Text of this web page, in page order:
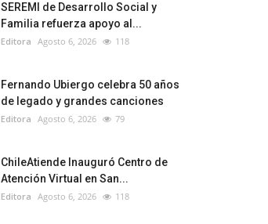
SEREMI de Desarrollo Social y
Familia refuerza apoyo al...
Editora Agosto 6, 2026 118
Fernando Ubiergo celebra 50 años
de legado y grandes canciones
Editora Agosto 6, 2026 79
ChileAtiende Inauguró Centro de
Atención Virtual en San...
Editora Agosto 6, 2026 118